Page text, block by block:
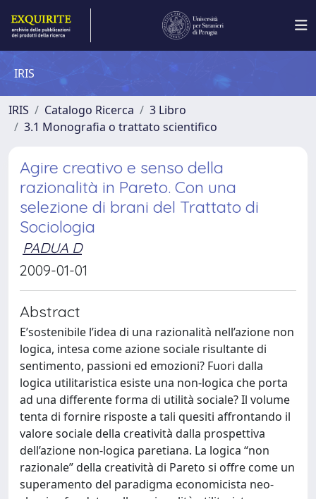
IRIS
IRIS Catalogo Ricerca
3 Libro
3.1 Monografia o trattato scientifico
Agire creativo e senso della
razionalità in Pareto. Con una
selezione di brani del Trattato di
Sociologia
PADUA D
2009-01-01
Abstract
E’sostenibile l’idea di una razionalità nell’azione non
logica, intesa come azione sociale risultante di
sentimento, passioni ed emozioni? Fuori dalla
logica utilitaristica esiste una non-logica che porta
ad una differente forma di utilità sociale? Il volume
tenta di fornire risposte a tali quesiti affrontando il
valore sociale della creatività dalla prospettiva
dell’azione non-logica paretiana. La logica “non
razionale” della creatività di Pareto si offre come un
superamento del paradigma economicista neo-